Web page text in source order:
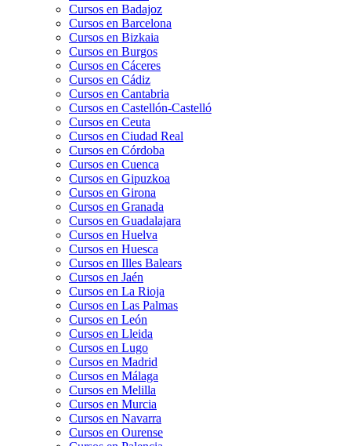
Cursos en Badajoz
Cursos en Barcelona
Cursos en Bizkaia
Cursos en Burgos
Cursos en Cáceres
Cursos en Cádiz
Cursos en Cantabria
Cursos en Castellón-Castelló
Cursos en Ceuta
Cursos en Ciudad Real
Cursos en Córdoba
Cursos en Cuenca
Cursos en Gipuzkoa
Cursos en Girona
Cursos en Granada
Cursos en Guadalajara
Cursos en Huelva
Cursos en Huesca
Cursos en Illes Balears
Cursos en Jaén
Cursos en La Rioja
Cursos en Las Palmas
Cursos en León
Cursos en Lleida
Cursos en Lugo
Cursos en Madrid
Cursos en Málaga
Cursos en Melilla
Cursos en Murcia
Cursos en Navarra
Cursos en Ourense